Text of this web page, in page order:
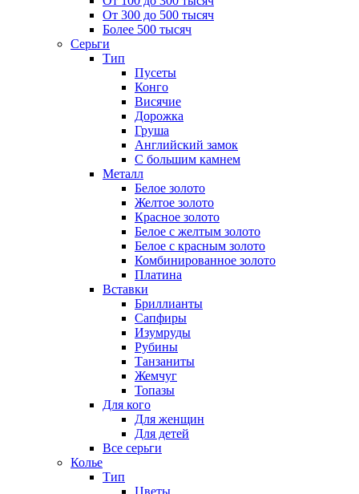
От 300 до 500 тысяч
Более 500 тысяч
Серьги
Тип
Пусеты
Конго
Висячие
Дорожка
Груша
Английский замок
С большим камнем
Металл
Белое золото
Желтое золото
Красное золото
Белое с желтым золото
Белое с красным золото
Комбинированное золото
Платина
Вставки
Бриллианты
Сапфиры
Изумруды
Рубины
Танзаниты
Жемчуг
Топазы
Для кого
Для женщин
Для детей
Все серьги
Колье
Тип
Цветы